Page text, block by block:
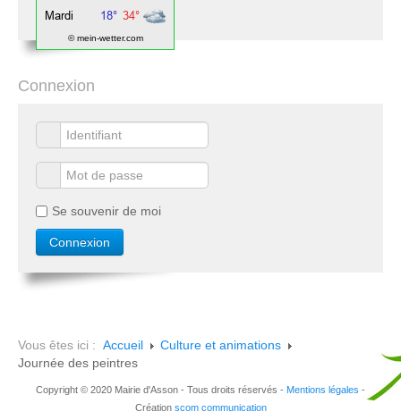
© mein-wetter.com
Connexion
Se souvenir de moi
Vous êtes ici : Accueil
Culture et animations
Journée des peintres
Copyright © 2020 Mairie d'Asson - Tous droits réservés - Mentions légales -
Création scom communication